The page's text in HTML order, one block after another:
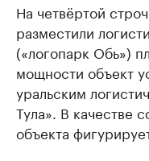
На четвёртой
разместили
(«логопарк Обь»)
мощности объект
уральским
Тула». В качестве
объекта